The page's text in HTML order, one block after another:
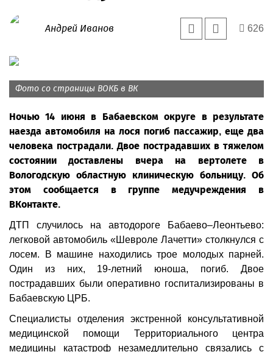
Андрей Иванов 626
Фото со страницы ВОКБ в ВК
Ночью 14 июня в Бабаевском округе в результате
наезда автомобиля на лося погиб пассажир, еще два
человека пострадали. Двое пострадавших в тяжелом
состоянии доставлены вчера на вертолете в
Вологодскую областную клиническую больницу. Об
этом сообщается в группе медучреждения в
ВКонтакте.
ДТП случилось на автодороге Бабаево–Леонтьево:
легковой автомобиль «Шевроле Лачетти» столкнулся с
лосем. В машине находились трое молодых парней.
Один из них, 19-летний юноша, погиб. Двое
пострадавших были оперативно госпитализированы в
Бабаевскую ЦРБ.
Специалисты отделения экстренной консультативной
медицинской помощи Территориального центра
медицины катастроф незамедлительно связались с